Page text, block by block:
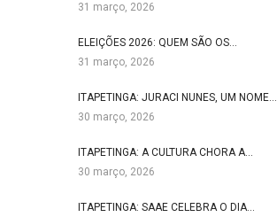
31 março, 2026
ELEIÇÕES 2026: QUEM SÃO OS…
31 março, 2026
ITAPETINGA: JURACI NUNES, UM NOME…
30 março, 2026
ITAPETINGA: A CULTURA CHORA A…
30 março, 2026
ITAPETINGA: SAAE CELEBRA O DIA…